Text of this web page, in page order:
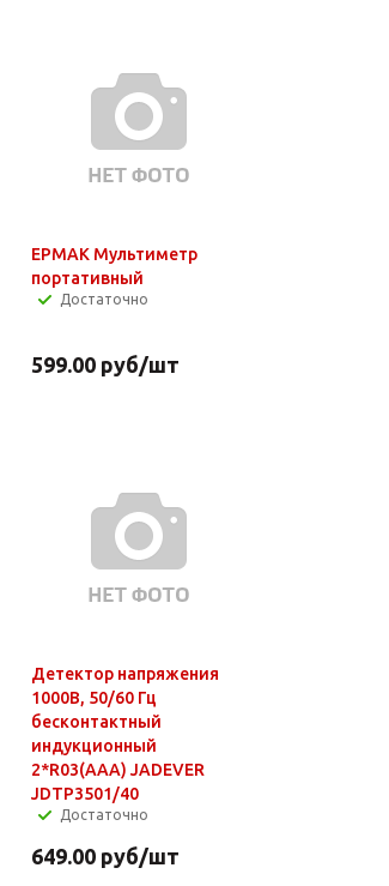
ЕРМАК Мультиметр
портативный
Достаточно
599.00руб/шт
Детектор напряжения
1000В, 50/60 Гц
бесконтактный
индукционный
2*R03(AAA) JADEVER
JDTP3501/40
Достаточно
649.00руб/шт